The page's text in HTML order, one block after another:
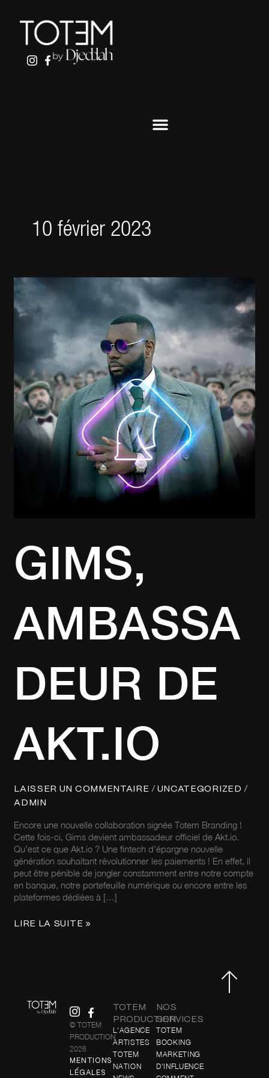
CONTENU
10 février 2023
GIMS,
AMBASSA
DEUR DE
AKT.IO
LAISSER UN COMMENTAIRE / UNCATEGORIZED /
ADMIN
Encore une nouvelle collaboration signée Totem Branding !
Cette fois-ci, Gims devient ambassadeur officiel de Akt.io.
Qu’est ce que Akt.io ? Une fintech d’épargne nouvelle
génération souhaitant révolutionner les paiements ! En effet, il
peut être pénible de jongler constamment entre notre compte
en banque, notre portefeuille numérique ou encore entre les
plateformes dédiées à […]
GIMS,
AMBASSADEUR
DE
AKT.IO
LIRE LA SUITE »
© TOTEM
PRODUCTION
2026
MENTIONS
LÉGALES
TOTEM
PRODUCTION
L'AGENCE
ARTISTES
TOTEM
NATION
NOS
SERVICES
TOTEM
BOOKING
MARKETING
D'INFLUENCE